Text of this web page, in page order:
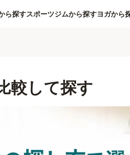
ら探すスポーツジムから探すヨガから
較して探す